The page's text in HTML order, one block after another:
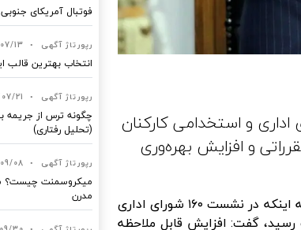
۳۹ آیین‌نامه نظام‌های اداری و استخدامی کارکنان
و افزایش بهره‌وری
به گزارش ایلنا به نقل از پایگاه اطلاع‌رسانی دولت، محسن پاک‌نژاد با اشاره به اینکه در نشست ۱۶۰ شورای اداری
گفت: افزایش قابل ملاحظه
فوتبال آمریکای
رپورتاژ آگهی •
13
انتخاب بهترین قالب‌
رپورتاژ آگهی •
21
چگونه ترس از جریمه
(تحلیل رفتاری)
رپورتاژ آگهی •
08
میکروسمنت چیست؟
مدرن